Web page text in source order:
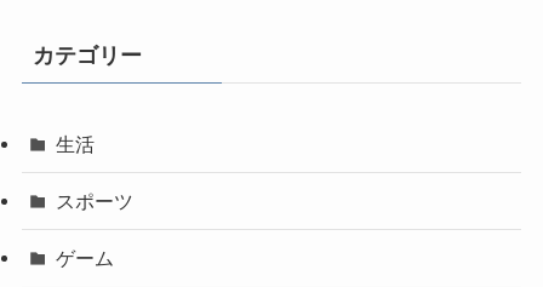
カテゴリー
生活
スポーツ
ゲーム